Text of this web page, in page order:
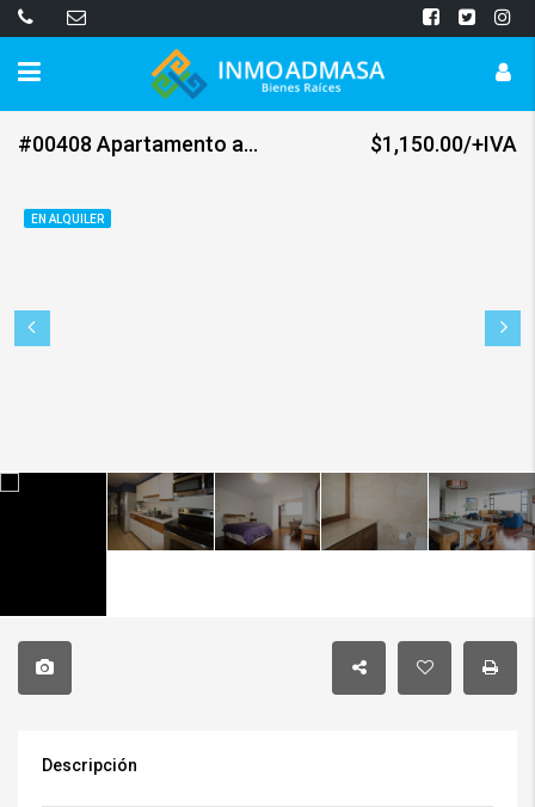
#00408 Apartamento amueblado y equipado en RENTA z.13 $1,150.00/+IVA
EN ALQUILER
Descripción